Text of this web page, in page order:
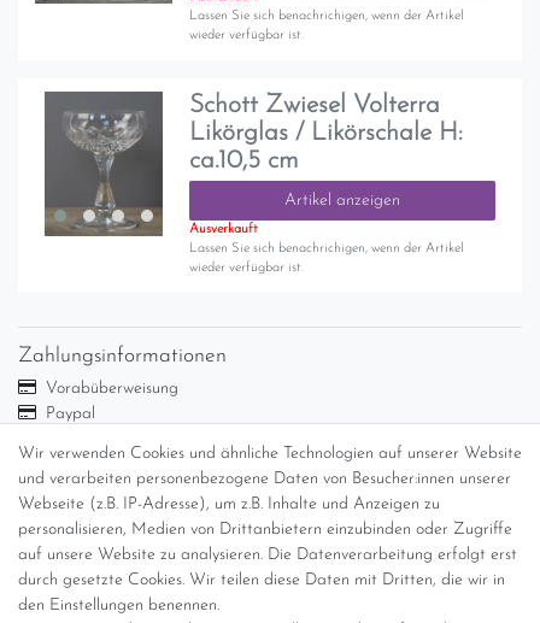
Lassen Sie sich benachrichigen, wenn der Artikel
wieder verfügbar ist.
Schott Zwiesel Volterra
Likörglas / Likörschale H:
ca.10,5 cm
Artikel anzeigen
Ausverkauft
Lassen Sie sich benachrichigen, wenn der Artikel
wieder verfügbar ist.
Wir verwenden Cookies und ähnliche Technologien auf unserer Website
und verarbeiten personenbezogene Daten von Besucher:innen unserer
Webseite (z.B. IP-Adresse), um z.B. Inhalte und Anzeigen zu
personalisieren, Medien von Drittanbietern einzubinden oder Zugriffe
auf unsere Website zu analysieren. Die Datenverarbeitung erfolgt erst
durch gesetzte Cookies. Wir teilen diese Daten mit Dritten, die wir in
den Einstellungen benennen.
Zahlungsinformationen
Vorabüberweisung
Paypal
Versandinformationen
Versand per GLS (6,90 Euro) oder DHL (8,49 Euro ) inkl. MwSt.
(innerhalb Deutschlands)
kostenfreie Lieferung ab 150 Euro Warenwert (innerhalb